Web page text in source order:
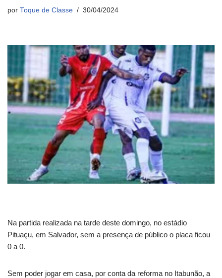
por Toque de Classe 30/04/2024
Na partida realizada na tarde deste domingo, no estádio
Pituaçu, em Salvador, sem a presença de público o placa ficou
0 a 0.
Sem poder jogar em casa, por conta da reforma no Itabunão, a